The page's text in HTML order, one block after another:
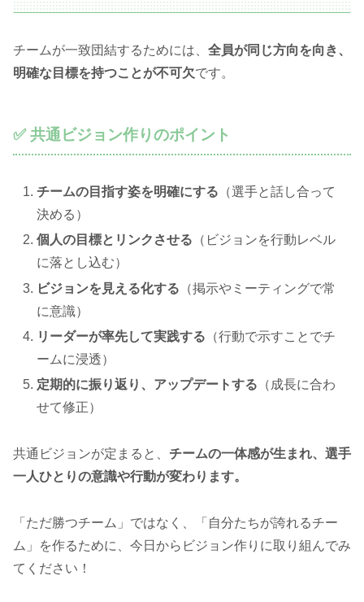
チームが一致団結するためには、 全員が同じ方向を向き、
明確な目標を持つことが不可欠です。
✅ 共通ビジョン作りのポイント
チームの目指す姿を明確にする （選手と話し合って
決める）
個人の目標とリンクさせる （ビジョンを行動レベル
に落とし込む）
ビジョンを見える化する （掲示やミーティングで常
に意識）
リーダーが率先して実践する （行動で示すことでチ
ームに浸透）
定期的に振り返り、アップデートする （成長に合わ
せて修正）
共通ビジョンが定まると、 チームの一体感が生まれ、選手
一人ひとりの意識や行動が変わります。
「ただ勝つチーム」ではなく、「自分たちが誇れるチー
ム」を作るために、今日からビジョン作りに取り組んでみ
てください！